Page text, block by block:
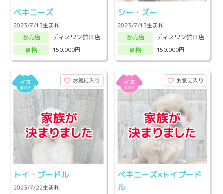
ペキニーズ
2023/7/13生まれ
販売店
ディスワン狛江店
価格
150,000円
シー・ズー
2023/7/13生まれ
販売店
ディスワン狛江店
価格
150,000円
お気に入り
トイ・プードル
2023/7/22生まれ
お気に入り
ペキニーズ×トイプード
ル